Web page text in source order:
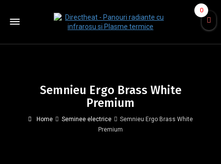
Semnieu Ergo Brass White
Premium
Home Seminee electrice
Semnieu Ergo Brass White
Premium
0